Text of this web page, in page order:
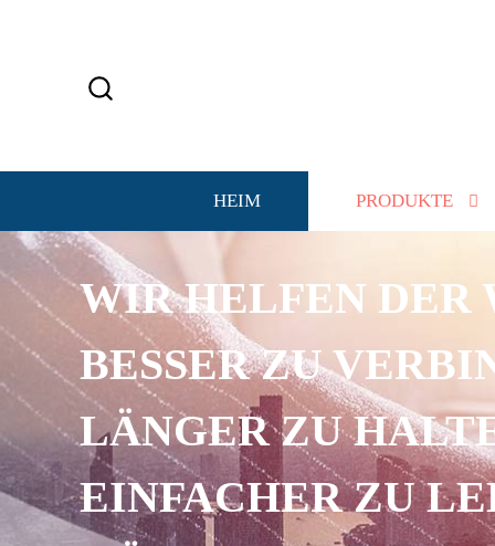
HEIM PRODUKTE
WIR HELFEN DER
BESSER ZU
LÄNGER ZU
EINFACHER ZU